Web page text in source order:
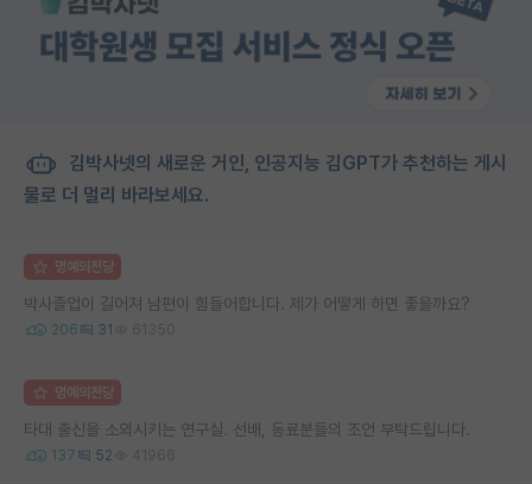
김박사넷의 새로운 거인, 인공지능 김GPT가 추천하는 게시
물로 더 멀리 바라보세요.
명예의전당
박사졸업이 길어져 남편이 힘들어합니다. 제가 어떻게 하면 좋을까요?
206 31 61350
명예의전당
타대 출신을 소외시키는 연구실. 선배, 동료분들의 조언 부탁드립니다.
137 52 41966